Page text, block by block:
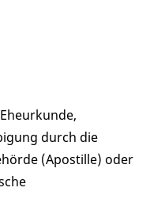
durch die
(Apostille) oder